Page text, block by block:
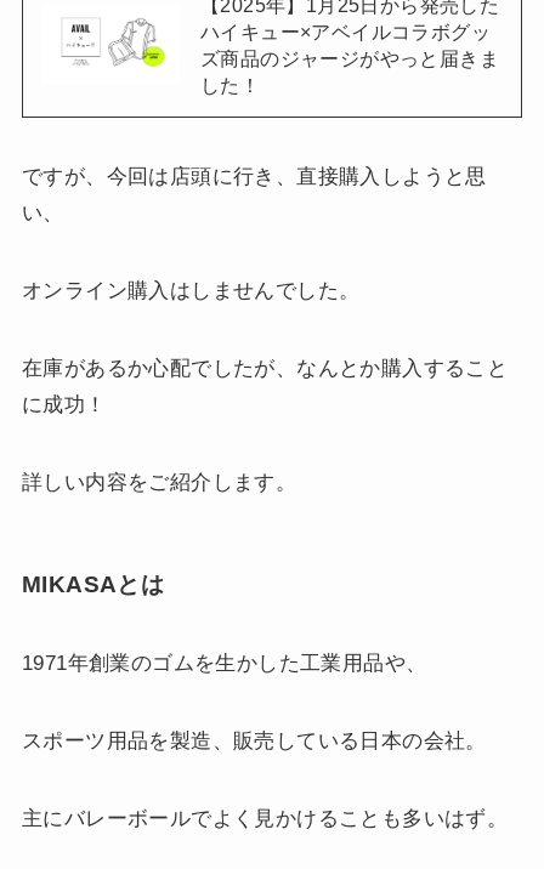
ハイキュー×アベイルコラボグッ
ズ商品のジャージがやっと届きま
した！
ですが、今回は店頭に行き、直接購入しようと思
い、
オンライン購入はしませんでした。
在庫があるか心配でしたが、なんとか購入すること
に成功！
詳しい内容をご紹介します。
MIKASAとは
1971年創業のゴムを生かした工業用品や、
スポーツ用品を製造、販売している日本の会社。
主にバレーボールでよく見かけることも多いはず。